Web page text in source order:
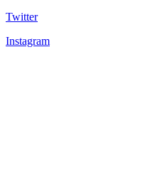
Twitter
Instagram